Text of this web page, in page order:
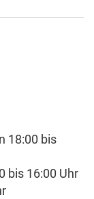
18:00 bis
bis 16:00 Uhr